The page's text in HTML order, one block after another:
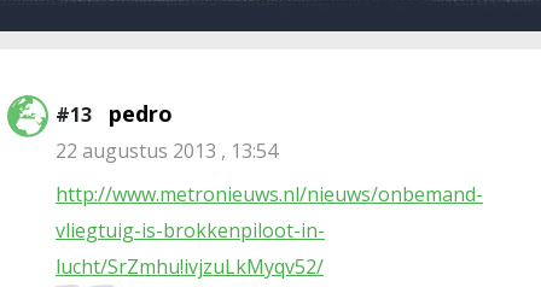
#13 pedro
22 augustus 2013 , 13:54
http://www.metronieuws.nl/nieuws/onbemand-
vliegtuig-is-brokkenpiloot-in-
lucht/SrZmhu!ivjzuLkMyqv52/